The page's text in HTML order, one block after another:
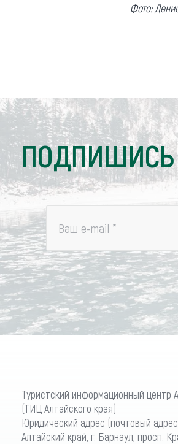
Фото:
Ваш e-mail *
Туристский информационный центр
(ТИЦ Алтайского края)
Юридический адрес (почтовый
Алтайский край, г. Барнаул, просп.